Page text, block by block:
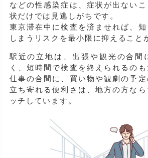
などの性感染症は、症状が出ない
状だけでは見逃しがちです。
東京滞在中に検査を済ませれば、
しまうリスクを最小限に抑えること
駅近の立地は、出張や観光の合間
く、短時間で検査を終えられるのも
仕事の合間に、買い物や観劇の予
立ち寄れる便利さは、地方の方な
ッチしています。